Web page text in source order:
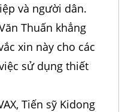
và người dân.
Thuấn khẳng
xin này cho các
sử dụng thiết
Tiến sỹ Kidong